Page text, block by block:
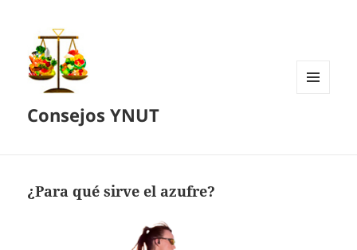
Consejos YNUT
¿Para qué sirve el azufre?